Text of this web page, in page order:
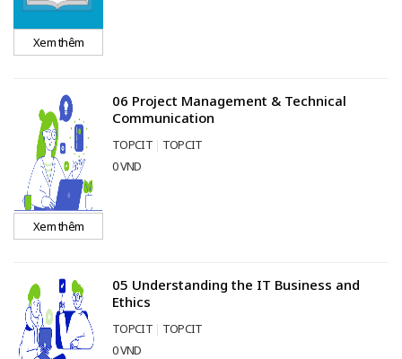
Xem thêm
06 Project Management & Technical
Communication
TOPCIT
TOPCIT
0 VND
Xem thêm
05 Understanding the IT Business and
Ethics
TOPCIT
TOPCIT
0 VND